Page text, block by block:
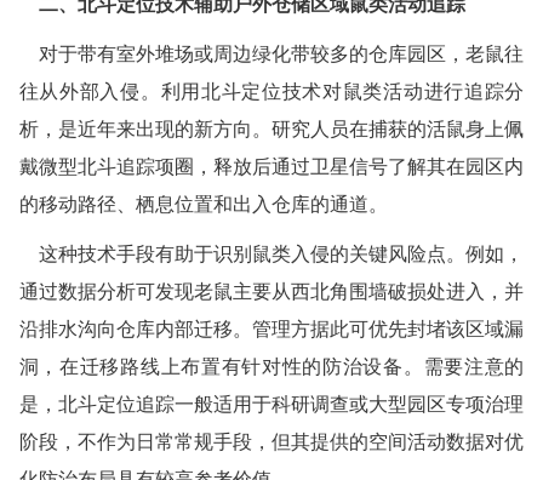
响水白蚁防治
滨海白蚁防治
阜宁白蚁防治
射阳白蚁防治
建湖白蚁防治
东台白蚁防治
淮安白蚁防治
对于带有室外堆场或周边绿化带较多的仓库园区，老鼠往
往从外部入侵。利用北斗定位技术对鼠类活动进行追踪分
析，是近年来出现的新方向。研究人员在捕获的活鼠身上佩
戴微型北斗追踪项圈，释放后通过卫星信号了解其在园区内
的移动路径、栖息位置和出入仓库的通道。
这种技术手段有助于识别鼠类入侵的关键风险点。例如，
通过数据分析可发现老鼠主要从西北角围墙破损处进入，并
沿排水沟向仓库内部迁移。管理方据此可优先封堵该区域漏
洞，在迁移路线上布置有针对性的防治设备。需要注意的
是，北斗定位追踪一般适用于科研调查或大型园区专项治理
阶段，不作为日常常规手段，但其提供的空间活动数据对优